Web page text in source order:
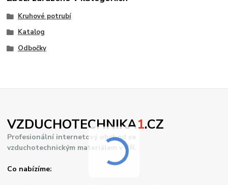
Kruhové potrubí
Katalog
Odbočky
VZDUCHOTECHNIKA1.CZ
Profesionální internetový obchod se
vzduchotechnickým materiálem v ČR.
Co nabízíme: